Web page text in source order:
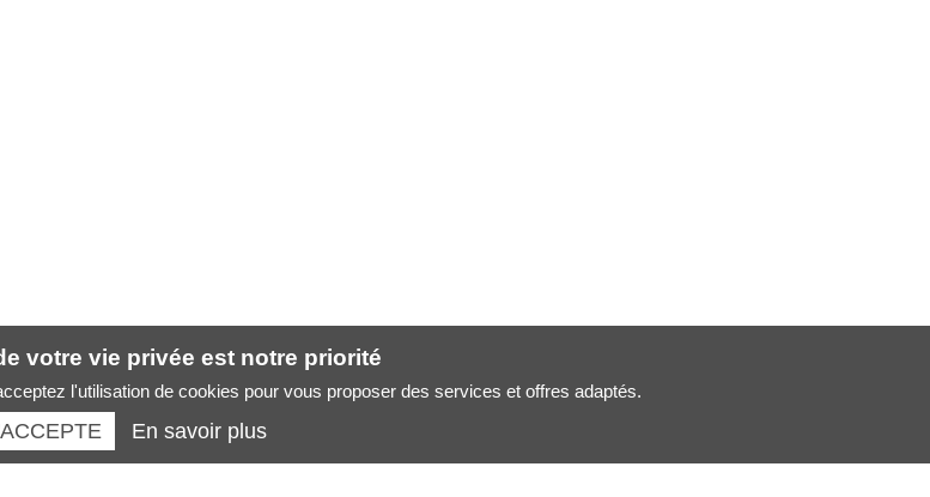
votre vie privée est notre priorité
l'utilisation de cookies pour vous proposer des services et offres adaptés.
En savoir plus